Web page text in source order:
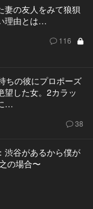
妻の友人をみて狼狽
理由とは…
116
ちの彼にプロポーズ
望した女。2カラッ
…
38
渋谷があるから僕が
の場合〜